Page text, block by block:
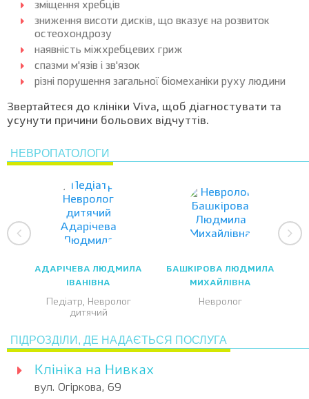
зміщення хребців
зниження висоти дисків, що вказує на розвиток
остеохондрозу
наявність міжхребцевих гриж
спазми м'язів і зв'язок
різні порушення загальної біомеханіки руху людини
Звертайтеся до клініки Viva, щоб діагностувати та
усунути причини больових відчуттів.
НЕВРОПАТОЛОГИ
АДАРІЧЕВА ЛЮДМИЛА
ІВАНІВНА
Педіатр, Невролог
дитячий
БАШКІРОВА ЛЮДМИЛА
МИХАЙЛІВНА
Невролог
ПІДРОЗДІЛИ, ДЕ НАДАЄТЬСЯ ПОСЛУГА
Клініка на Нивках
вул. Огіркова, 69